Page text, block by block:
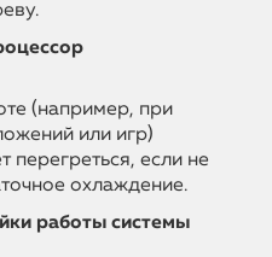
(например, при
или игр)
если не
охлаждение.
работы системы